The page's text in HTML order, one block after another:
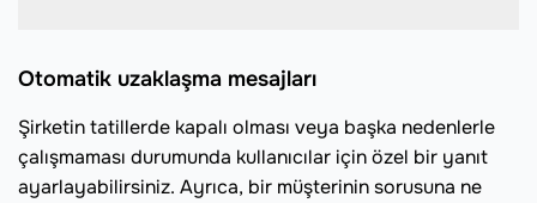
Otomatik uzaklaşma mesajları
Şirketin tatillerde kapalı olması veya başka nedenlerle
çalışmaması durumunda kullanıcılar için özel bir yanıt
ayarlayabilirsiniz. Ayrıca, bir müşterinin sorusuna ne